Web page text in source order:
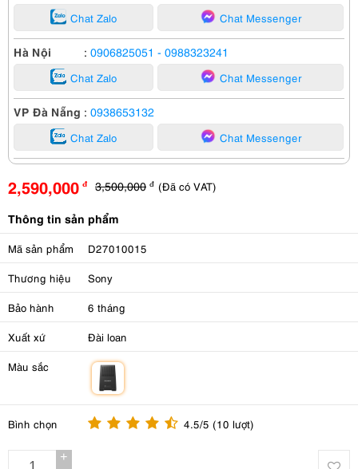
Chat Zalo Chat Messenger
Hà Nội : 0906825051 - 0988323241
Chat Zalo Chat Messenger
VP Đà Nẵng : 0938653132
Chat Zalo Chat Messenger
2,590,000 đ 3,500,000 đ (Đã có VAT)
Thông tin sản phẩm
Mã sản phẩm D27010015
Thương hiệu Sony
Bảo hành 6 tháng
Xuất xứ Đài loan
Màu sắc
Bình chọn 4.5/5 (10 lượt)
+